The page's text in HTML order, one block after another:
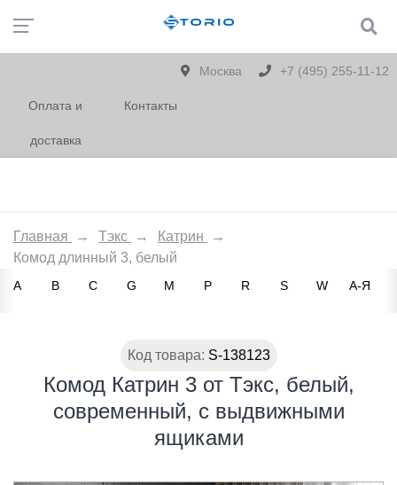
Москва +7 (495) 255-11-12
Оплата и
доставка
Контакты
Главная → Тэкс → Катрин
→
Комод длинный 3, белый
A B C G M P R S W А-Я
Код товара: S-138123
Комод Катрин 3 от Тэкс, белый,
современный, с выдвижными
ящиками